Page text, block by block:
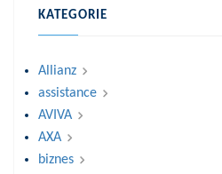
KATEGORIE
Allianz
assistance
AVIVA
AXA
biznes